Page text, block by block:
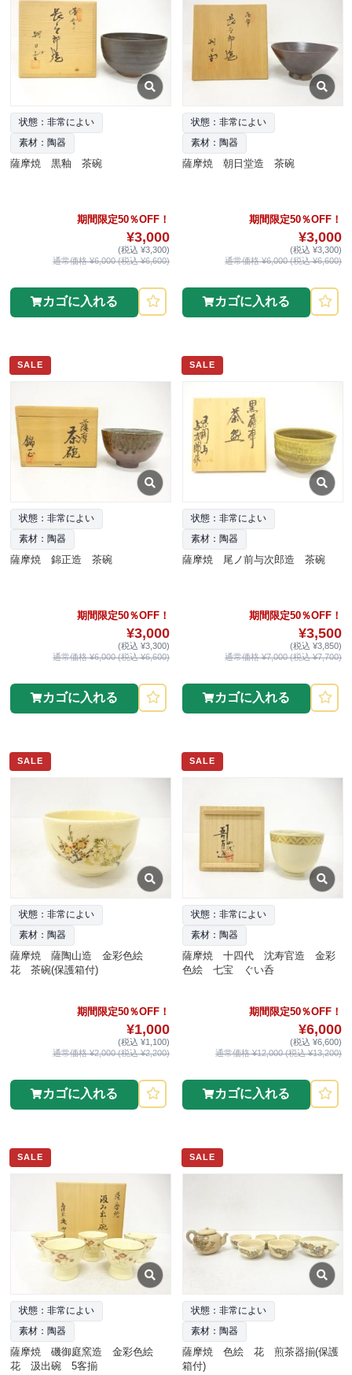
状態：非常によい
素材：陶器
薩摩焼 黒釉 茶碗
期間限定50％OFF！
¥3,000
(税込 ¥3,300)
通常価格 ¥6,000 (税込 ¥6,600)
カゴに入れる
状態：非常によい
素材：陶器
薩摩焼 朝日堂造 茶碗
期間限定50％OFF！
¥3,000
(税込 ¥3,300)
通常価格 ¥6,000 (税込 ¥6,600)
カゴに入れる
SALE
状態：非常によい
素材：陶器
薩摩焼 錦正造 茶碗
期間限定50％OFF！
¥3,000
(税込 ¥3,300)
通常価格 ¥6,000 (税込 ¥6,600)
カゴに入れる
SALE
状態：非常によい
素材：陶器
薩摩焼 尾ノ前与次郎造 茶碗
期間限定50％OFF！
¥3,500
(税込 ¥3,850)
通常価格 ¥7,000 (税込 ¥7,700)
カゴに入れる
SALE
状態：非常によい
素材：陶器
薩摩焼 薩陶山造 金彩色絵
花 茶碗(保護箱付)
期間限定50％OFF！
¥1,000
(税込 ¥1,100)
通常価格 ¥2,000 (税込 ¥2,200)
カゴに入れる
SALE
状態：非常によい
素材：陶器
薩摩焼 十四代 沈寿官造 金彩
色絵 七宝 ぐい呑
期間限定50％OFF！
¥6,000
(税込 ¥6,600)
通常価格 ¥12,000 (税込 ¥13,200)
カゴに入れる
SALE
状態：非常によい
素材：陶器
薩摩焼 磯御庭窯造 金彩色絵
花 汲出碗 5客揃
SALE
状態：非常によい
素材：陶器
薩摩焼 色絵 花 煎茶器揃(保護
箱付)